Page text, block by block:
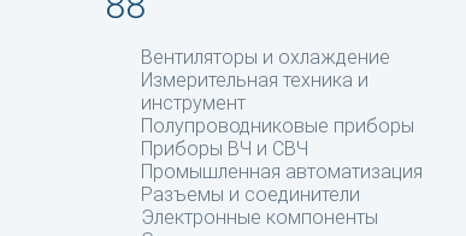
Вентиляторы и охлаждение
Измерительная техника и
инструмент
Полупроводниковые приборы
Приборы ВЧ и СВЧ
Промышленная автоматизация
Разъемы и соединители
Электронные компоненты